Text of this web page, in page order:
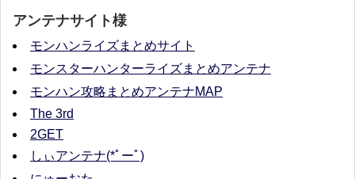
アンテナサイト様
モンハンライズまとめサイト
モンスターハンターライズまとめアンテナ
モンハン攻略まとめアンテナMAP
The 3rd
2GET
しぃアンテナ(*ﾟーﾟ)